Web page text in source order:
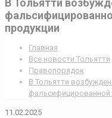
В Тольятти
продукции
Главная
Все новости Тольятти
Правопорядок
В Тольятти
11.02.2025